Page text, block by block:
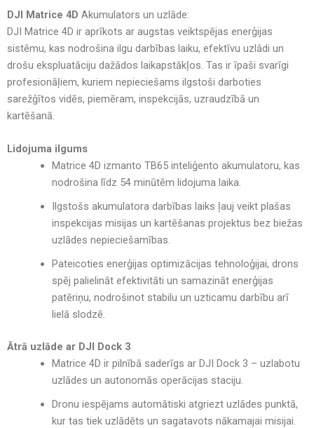
DJI Matrice 4D Akumulators un uzlāde:
DJI Matrice 4D ir aprīkots ar augstas veiktspējas enerģijas
sistēmu, kas nodrošina ilgu darbības laiku, efektīvu uzlādi un
drošu ekspluatāciju dažādos laikapstākļos. Tas ir īpaši svarīgi
profesionāļiem, kuriem nepieciešams ilgstoši darboties
sarežģītos vidēs, piemēram, inspekcijās, uzraudzībā un
kartēšanā.
Lidojuma ilgums
Matrice 4D izmanto TB65 inteliģento akumulatoru, kas
nodrošina līdz 54 minūtēm lidojuma laika.
Ilgstošs akumulatora darbības laiks ļauj veikt plašas
inspekcijas misijas un kartēšanas projektus bez biežas
uzlādes nepieciešamības.
Pateicoties enerģijas optimizācijas tehnoloģijai, drons
spēj palielināt efektivitāti un samazināt enerģijas
patēriņu, nodrošinot stabilu un uzticamu darbību arī
lielā slodzē.
Ātrā uzlāde ar DJI Dock 3
Matrice 4D ir pilnībā saderīgs ar DJI Dock 3 – uzlabotu
uzlādes un autonomās operācijas staciju.
Dronu iespējams automātiski atgriezt uzlādes punktā,
kur tas tiek uzlādēts un sagatavots nākamajai misijai.